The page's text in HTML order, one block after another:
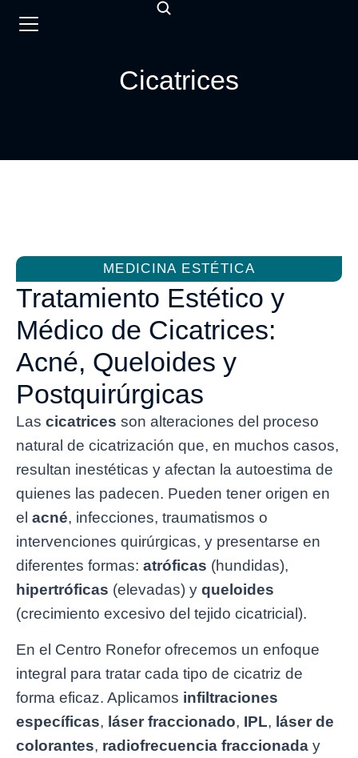
Cicatrices
MEDICINA ESTÉTICA
Tratamiento Estético y
Médico de Cicatrices:
Acné, Queloides y
Postquirúrgicas
Las cicatrices son alteraciones del proceso
natural de cicatrización que, en muchos casos,
resultan inestéticas y afectan la autoestima de
quienes las padecen. Pueden tener origen en
el acné, infecciones, traumatismos o
intervenciones quirúrgicas, y presentarse en
diferentes formas: atróficas (hundidas),
hipertróficas (elevadas) y queloides
(crecimiento excesivo del tejido cicatricial).
En el Centro Ronefor ofrecemos un enfoque
integral para tratar cada tipo de cicatriz de
forma eficaz. Aplicamos infiltraciones
específicas, láser fraccionado, IPL, láser de
colorantes, radiofrecuencia fraccionada y